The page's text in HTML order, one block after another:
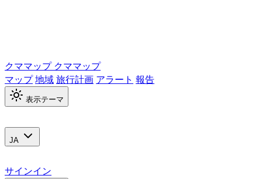
クママップ クママップ
マップ地域旅行計画 アラート 報告
表示テーマ
JA
サインイン